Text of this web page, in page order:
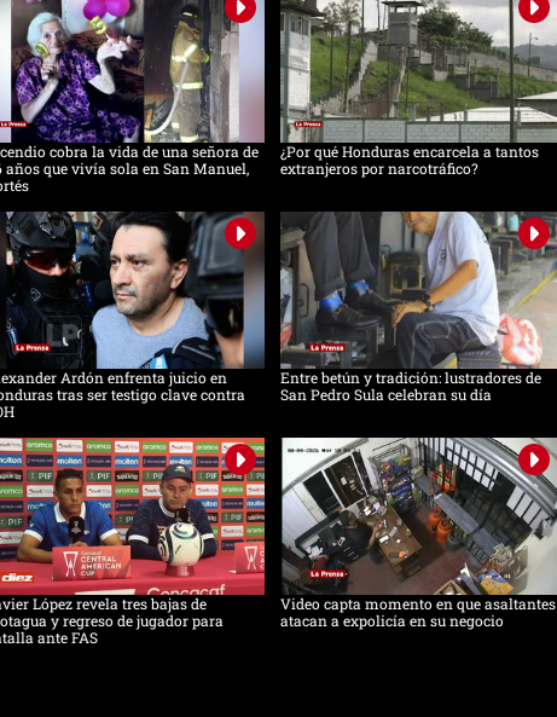
cobra la vida de una señora de
años que vivía sola en San Manuel,
¿Por qué Honduras encarcela a tantos
extranjeros por narcotráfico?
Ardón enfrenta juicio en
tras ser testigo clave contra
Entre betún y tradición: lustradores de
San Pedro Sula celebran su día
López revela tres bajas de
y regreso de jugador para
ante FAS
Video capta momento en que asaltantes
atacan a expolicía en su negocio